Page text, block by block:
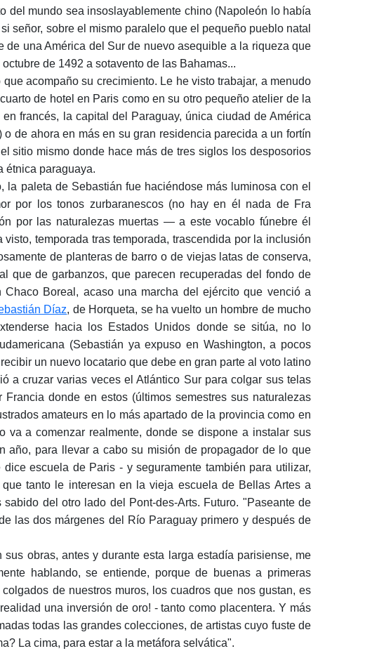
del mundo sea insoslayablemente chino (Napoleón lo había
señor, sobre el mismo paralelo que el pequeño pueblo natal
de una América del Sur de nuevo asequible a la riqueza que
de 1492 a sotavento de las Bahamas...
acompaño su crecimiento. Le he visto trabajar, a menudo
de hotel en Paris como en su otro pequeño atelier de la
francés, la capital del Paraguay, única ciudad de América
de ahora en más en su gran residencia parecida a un fortín
sitio mismo donde hace más de tres siglos los desposorios
étnica paraguaya.
paleta de Sebastián fue haciéndose más luminosa con el
por los tonos zurbaranescos (no hay en él nada de Fra
por las naturalezas muertas — a este vocablo fúnebre él
temporada tras temporada, trascendida por la inclusión
de planteras de barro o de viejas latas de conserva,
que de garbanzos, que parecen recuperadas del fondo de
Boreal, acaso una marcha del ejército que venció a
Díaz, de Horqueta, se ha vuelto un hombre de mucho
hacia los Estados Unidos donde se sitúa, no lo
(Sebastián ya expuso en Washington, a pocos
un nuevo locatario que debe en gran parte al voto latino
a cruzar varias veces el Atlántico Sur para colgar sus telas
donde en estos (últimos semestres sus naturalezas
amateurs en lo más apartado de la provincia como en
a comenzar realmente, donde se dispone a instalar sus
año, para llevar a cabo su misión de propagador de lo que
escuela de Paris - y seguramente también para utilizar,
tanto le interesan en la vieja escuela de Bellas Artes a
del otro lado del Pont-des-Arts. Futuro. "Paseante de
las dos márgenes del Río Paraguay primero y después de
obras, antes y durante esta larga estadía parisiense, me
hablando, se entiende, porque de buenas a primeras
de nuestros muros, los cuadros que nos gustan, es
una inversión de oro! - tanto como placentera. Y más
todas las grandes colecciones, de artistas cuyo fuste de
La cima, para estar a la metáfora selvática".